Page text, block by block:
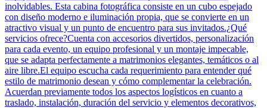
inolvidables. Esta cabina fotográfica consiste en un cubo espejado
con diseño moderno e iluminación propia, que se convierte en un
atractivo visual y un punto de encuentro para sus invitados.¿Qué
servicios ofrece?Cuenta con accesorios divertidos, personalización
para cada evento, un equipo profesional y un montaje impecable,
que se adapta perfectamente a matrimonios elegantes, temáticos o al
aire libre.El equipo escucha cada requerimiento para entender qué
estilo de matrimonio desean y cómo complementar la celebración.
Acuerdan previamente todos los aspectos logísticos en cuanto a
traslado, instalación, duración del servicio y elementos decorativos,